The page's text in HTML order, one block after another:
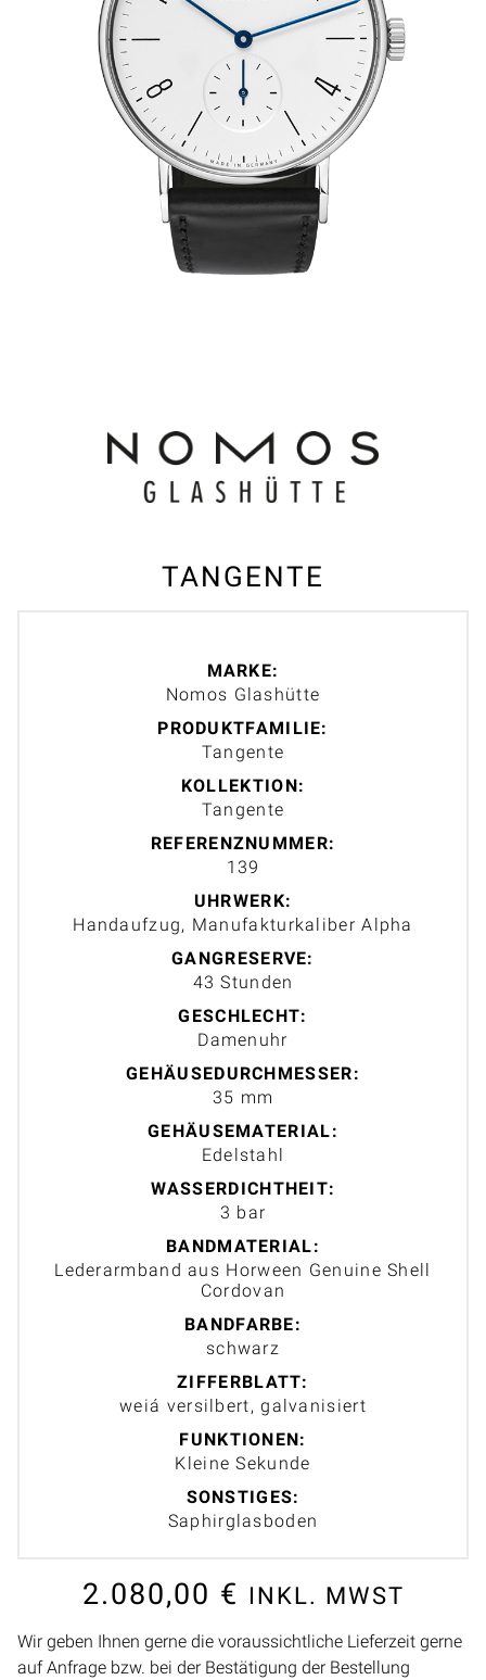
TANGENTE
MARKE:
Nomos Glashütte
PRODUKTFAMILIE:
Tangente
KOLLEKTION:
Tangente
REFERENZNUMMER:
139
UHRWERK:
Handaufzug, Manufakturkaliber Alpha
GANGRESERVE:
43 Stunden
GESCHLECHT:
Damenuhr
GEHÄUSEDURCHMESSER:
35 mm
GEHÄUSEMATERIAL:
Edelstahl
WASSERDICHTHEIT:
3 bar
BANDMATERIAL:
Lederarmband aus Horween Genuine Shell
Cordovan
BANDFARBE:
schwarz
ZIFFERBLATT:
weiá versilbert, galvanisiert
FUNKTIONEN:
Kleine Sekunde
SONSTIGES:
Saphirglasboden
2.080,00 € INKL. MWST
Wir geben Ihnen gerne die voraussichtliche Lieferzeit gerne
auf Anfrage bzw. bei der Bestätigung der Bestellung